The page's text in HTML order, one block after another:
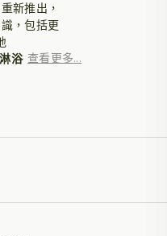
新推出，
，包括更
浴後的緊
查看更多...